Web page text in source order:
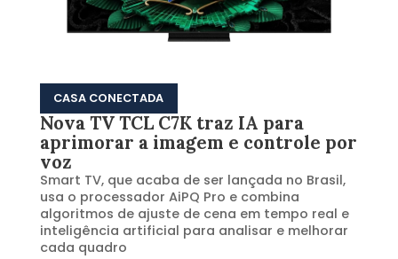
CASA CONECTADA
Nova TV TCL C7K traz IA para
aprimorar a imagem e controle por
voz
Smart TV, que acaba de ser lançada no Brasil,
usa o processador AiPQ Pro e combina
algoritmos de ajuste de cena em tempo real e
inteligência artificial para analisar e melhorar
cada quadro